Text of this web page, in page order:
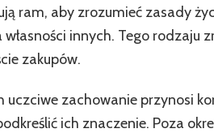
ram, aby zrozumieć zasady
własności innych. Tego rodzaju
zakupów.
zachowanie przynosi
ich znaczenie. Poza